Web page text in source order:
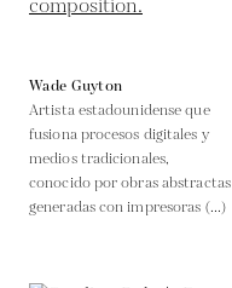
Wade Guyton
Artista estadounidense que
fusiona procesos digitales y
medios tradicionales,
conocido por obras abstractas
generadas con impresoras (...)